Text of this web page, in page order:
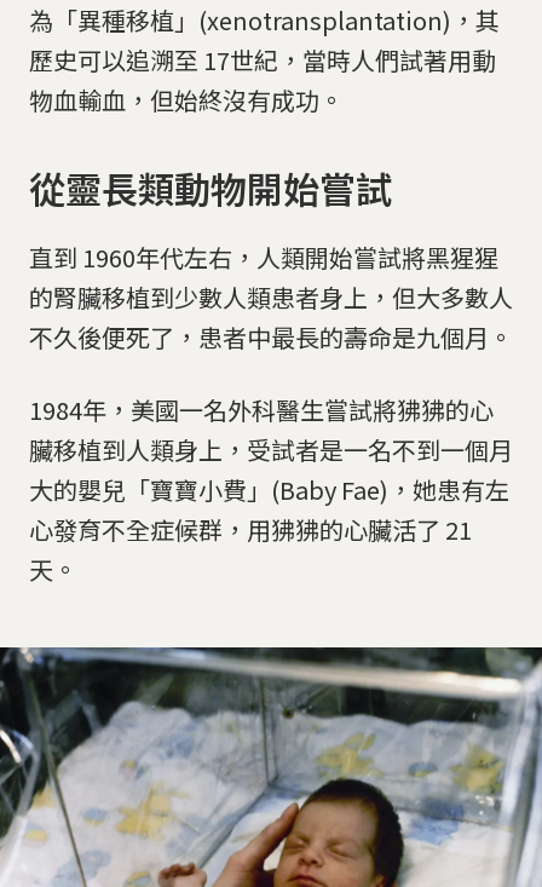
為「異種移植」(xenotransplantation)，其
歷史可以追溯至 17世紀，當時人們試著用動
物血輸血，但始終沒有成功。
從靈長類動物開始嘗試
直到 1960年代左右，人類開始嘗試將黑猩猩
的腎臟移植到少數人類患者身上，但大多數人
不久後便死了，患者中最長的壽命是九個月。
1984年，美國一名外科醫生嘗試將狒狒的心
臟移植到人類身上，受試者是一名不到一個月
大的嬰兒「寶寶小費」(Baby Fae)，她患有左
心發育不全症候群，用狒狒的心臟活了 21
天。